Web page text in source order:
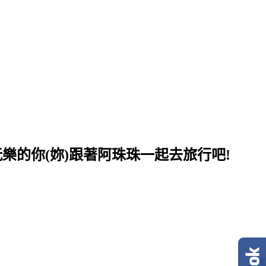
的你(妳)跟著阿珠珠一起去旅行吧!